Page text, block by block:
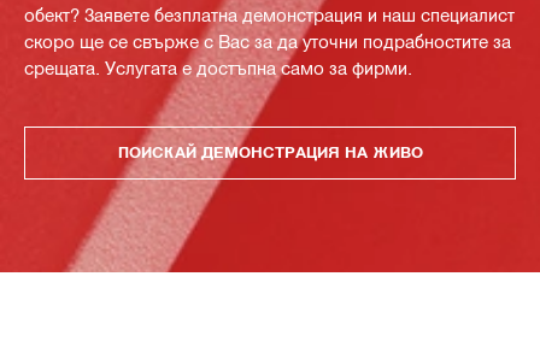
обект? Заявете безплатна демонстрация и наш специалист
скоро ще се свърже с Вас за да уточни подрабностите за
срещата. Услугата е достъпна само за фирми.
ПОИСКАЙ ДЕМОНСТРАЦИЯ НА ЖИВО